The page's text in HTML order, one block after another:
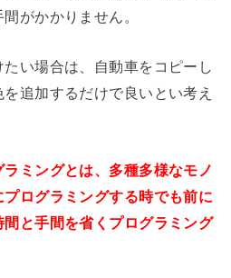
がかかりません。
い場合は、自動車をコピーし
追加するだけで良いとい考え
ミングとは、多種多様なモノ
ログラミングする時でも前に
と手間を省くプログラミング